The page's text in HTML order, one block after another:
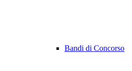
Bandi di Concorso